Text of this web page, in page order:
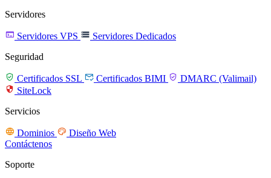
Servidores
 Servidores VPS  Servidores Dedicados
Seguridad
 Certificados SSL  Certificados BIMI  DMARC (Valimail)
 SiteLock
Servicios
 Dominios  Diseño Web
Contáctenos
Soporte